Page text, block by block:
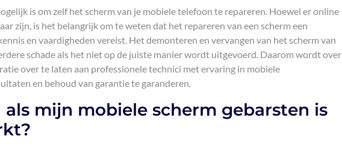
is om zelf het scherm van je mobiele telefoon te repareren. Hoewel er online
zijn, is het belangrijk om te weten dat het repareren van een scherm een
en vaardigheden vereist. Het demonteren en vervangen van het scherm van
schade als het niet op de juiste manier wordt uitgevoerd. Daarom wordt over
over te laten aan professionele technici met ervaring in mobiele
en behoud van garantie te garanderen.
mijn mobiele scherm gebarsten is